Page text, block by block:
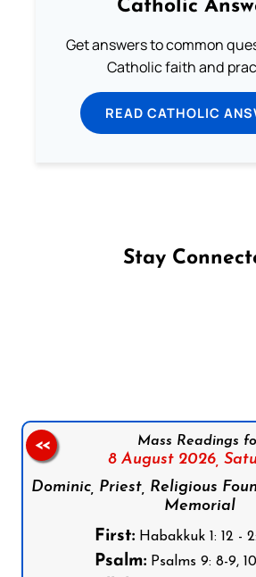
Catholic
Get answers to common
Catholic faith and
READ CATHOLIC
Stay
Mass Readings
8 August 2026,
Dominic, Priest, Religious
Memorial
First:Habakkuk 1: 12 -
Psalm:Psalms 9: 8-9, 10-
<<